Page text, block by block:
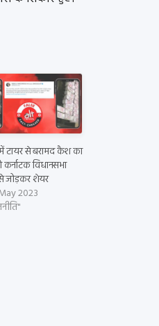
टायर से बरामद कैश का
कर्नाटक विधानसभा
जोड़कर शेयर
2023